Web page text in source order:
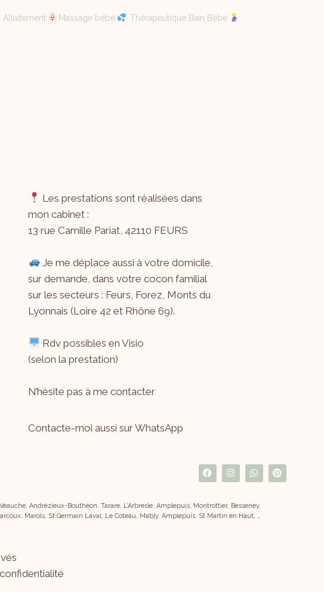
Allaitement Massage bébé
Thérapeutique Bain Bébé
Les prestations sont réalisées dans
mon cabinet :
13 rue Camille Pariat, 42110 FEURS
Je me déplace aussi à votre domicile,
sur demande, dans votre cocon familial
sur les secteurs : Feurs, Forez, Monts du
Lyonnais (Loire 42 et Rhône 69).
Rdv possibles en Visio
(selon la prestation)
N’hésite pas à mecontacter
Contacte-moi aussi sur WhatsApp
Andrézieux-Bouthéon, Tarare, L’Arbresle, Amplepuis, Montrottier, Besseney,
Marols, St Germain Laval, Le Coteau, Mably, Amplepuis, St Martin en Haut, …